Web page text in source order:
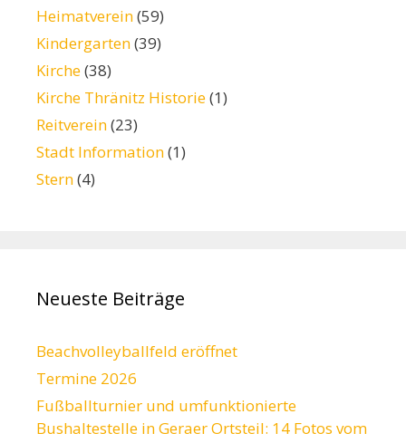
Heimatverein(59)
Kindergarten(39)
Kirche(38)
Kirche Thränitz Historie(1)
Reitverein(23)
Stadt Information(1)
Stern(4)
Neueste Beiträge
Beachvolleyballfeld eröffnet
Termine 2026
Fußballturnier und umfunktionierte
Bushaltestelle in Geraer Ortsteil: 14 Fotos vom